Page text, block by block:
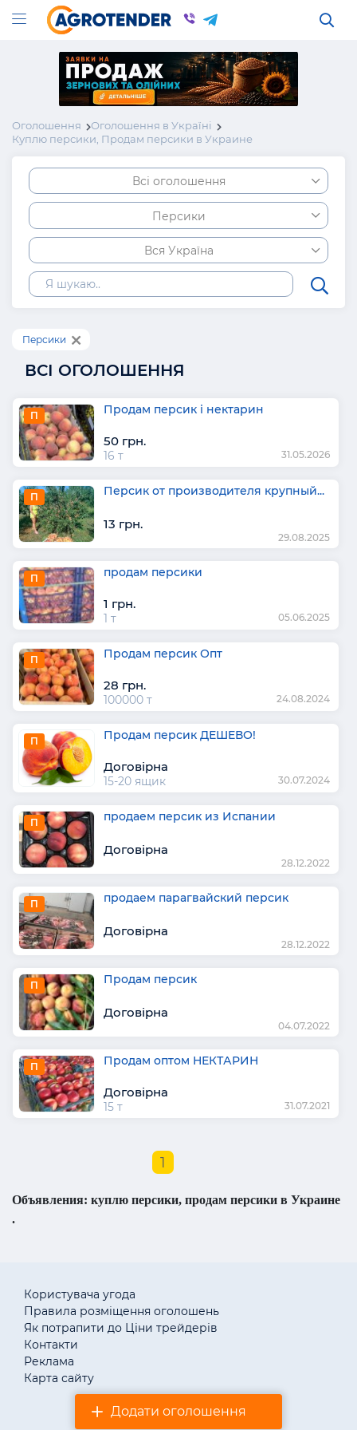
Оголошення
Оголошення в Україні
Куплю персики, Продам персики в Украине
Всі оголошення
Персики
Вся Україна
Персики
ВСІ ОГОЛОШЕННЯ
П Продам персик і нектарин
50 грн.
16 т 31.05.2026
П Персик от производителя крупный...
13 грн.
29.08.2025
П продам персики
1 грн.
1 т 05.06.2025
П Продам персик Опт
28 грн.
100000 т 24.08.2024
П Продам персик ДЕШЕВО!
Договірна
15-20 ящик 30.07.2024
П продаем персик из Испании
Договірна
28.12.2022
П продаем парагвайский персик
Договірна
28.12.2022
П Продам персик
Договірна
04.07.2022
П Продам оптом НЕКТАРИН
Договірна
15 т 31.07.2021
1
Объявления: куплю персики, продам персики в Украине
.
Додати оголошення
Користувача угода
Правила розміщення оголошень
Як потрапити до Ціни трейдерів
Контакти
Реклама
Карта сайту
© «АгротендерTM» 2011–2026